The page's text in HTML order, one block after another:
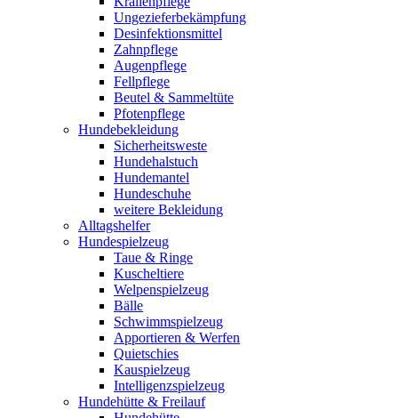
Ungezieferbekämpfung
Desinfektionsmittel
Zahnpflege
Augenpflege
Fellpflege
Beutel & Sammeltüte
Pfotenpflege
Hundebekleidung
Sicherheitsweste
Hundehalstuch
Hundemantel
Hundeschuhe
weitere Bekleidung
Alltagshelfer
Hundespielzeug
Taue & Ringe
Kuscheltiere
Welpenspielzeug
Bälle
Schwimmspielzeug
Apportieren & Werfen
Quietschies
Kauspielzeug
Intelligenzspielzeug
Hundehütte & Freilauf